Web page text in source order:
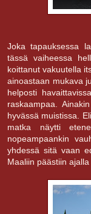
Joka tapauksessa
tässä vaiheessa
koittanut vakuutella
ainoastaan mukava
helposti
raskaampaa.
hyvässä muistissa.
matka näytti
nopeampaankin
yhdessä sitä vaan
Maaliin päästiin